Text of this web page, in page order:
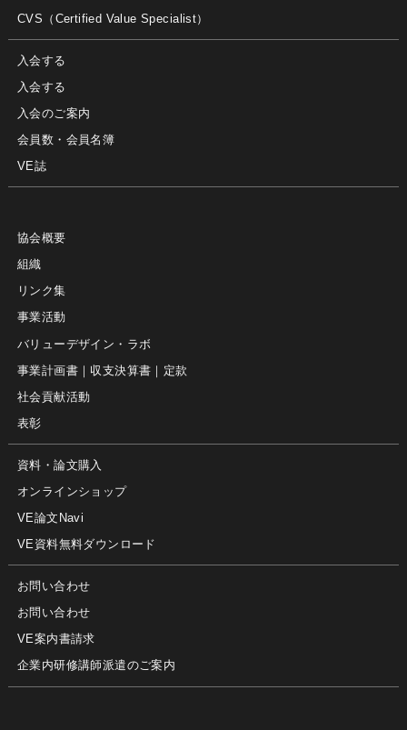
CVS（Certified Value Specialist）
入会する
入会する
入会のご案内
会員数・会員名簿
VE誌
協会概要
組織
リンク集
事業活動
バリューデザイン・ラボ
事業計画書｜収支決算書｜定款
社会貢献活動
表彰
資料・論文購入
オンラインショップ
VE論文Navi
VE資料無料ダウンロード
お問い合わせ
お問い合わせ
VE案内書請求
企業内研修講師派遣のご案内